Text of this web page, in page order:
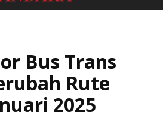
Bus Trans
Rute
2025